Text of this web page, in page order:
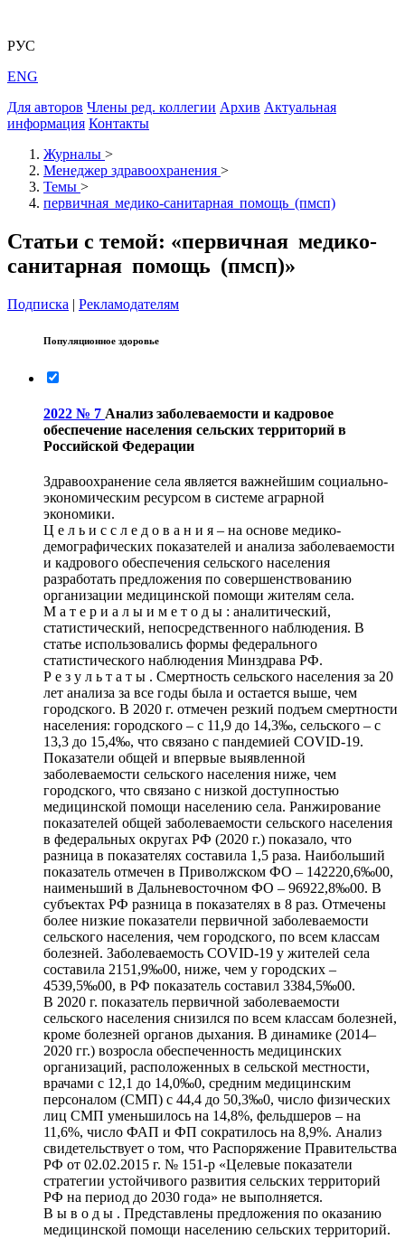
РУС
ENG
Для авторов Члены ред. коллегии Архив Актуальная
информация Контакты
Журналы >
Менеджер здравоохранения >
Темы >
первичная медико-санитарная помощь (пмсп)
Статьи с темой: «первичная медико-
санитарная помощь (пмсп)»
Подписка | Рекламодателям
Популяционное здоровье
2022 № 7 Анализ заболеваемости и кадровое
обеспечение населения сельских территорий в
Российской Федерации
Здравоохранение села является важнейшим социально-
экономическим ресурсом в системе аграрной
экономики.
Ц е л ь и с с л е д о в а н и я – на основе медико-
демографических показателей и анализа заболеваемости
и кадрового обеспечения сельского населения
разработать предложения по совершенствованию
организации медицинской помощи жителям села.
М а т е р и а л ы и м е т о д ы : аналитический,
статистический, непосредственного наблюдения. В
статье использовались формы федерального
статистического наблюдения Минздрава РФ.
Р е з у л ь т а т ы . Смертность сельского населения за 20
лет анализа за все годы была и остается выше, чем
городского. В 2020 г. отмечен резкий подъем смертности
населения: городского – с 11,9 до 14,3‰, сельского – с
13,3 до 15,4‰, что связано с пандемией COVID‑19.
Показатели общей и впервые выявленной
заболеваемости сельского населения ниже, чем
городского, что связано с низкой доступностью
медицинской помощи населению села. Ранжирование
показателей общей заболеваемости сельского населения
в федеральных округах РФ (2020 г.) показало, что
разница в показателях составила 1,5 раза. Наибольший
показатель отмечен в Приволжском ФО – 142220,6‰00,
наименьший в Дальневосточном ФО – 96922,8‰00. В
субъектах РФ разница в показателях в 8 раз. Отмечены
более низкие показатели первичной заболеваемости
сельского населения, чем городского, по всем классам
болезней. Заболеваемость COVID‑19 у жителей села
составила 2151,9‰00, ниже, чем у городских –
4539,5‰00, в РФ показатель составил 3384,5‰00.
В 2020 г. показатель первичной заболеваемости
сельского населения снизился по всем классам болезней,
кроме болезней органов дыхания. В динамике (2014–
2020 гг.) возросла обеспеченность медицинских
организаций, расположенных в сельской местности,
врачами с 12,1 до 14,0‰0, средним медицинским
персоналом (СМП) с 44,4 до 50,3‰0, число физических
лиц СМП уменьшилось на 14,8%, фельдшеров – на
11,6%, число ФАП и ФП сократилось на 8,9%. Анализ
свидетельствует о том, что Распоряжение Правительства
РФ от 02.02.2015 г. № 151-р «Целевые показатели
стратегии устойчивого развития сельских территорий
РФ на период до 2030 года» не выполняется.
В ы в о д ы . Представлены предложения по оказанию
медицинской помощи населению сельских территорий.